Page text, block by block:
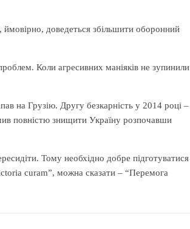
доведеться збільшити оборонний
Коли агресивних маніяків не зупинили
на Грузію. Другу безкарність у 2014 році –
повністю знищити Україну розпочавши
Тому необхідно добре підготуватися
curam”, можна сказати – “Перемога